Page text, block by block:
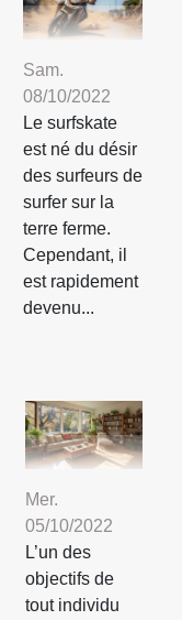
Sam.
08/10/2022
Le surfskate
est né du désir
des surfeurs de
surfer sur la
terre ferme.
Cependant, il
est rapidement
devenu...
Mer.
05/10/2022
L’un des
objectifs de
tout individu